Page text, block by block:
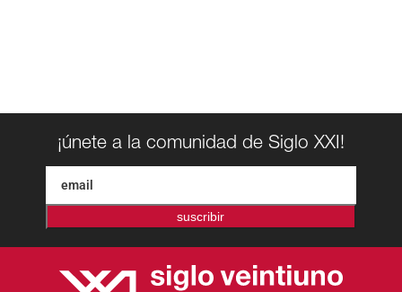
¡únete a la comunidad de Siglo XXI!
suscribir